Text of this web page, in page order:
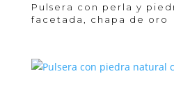
Pulsera con perla y
facetada, chapa de oro